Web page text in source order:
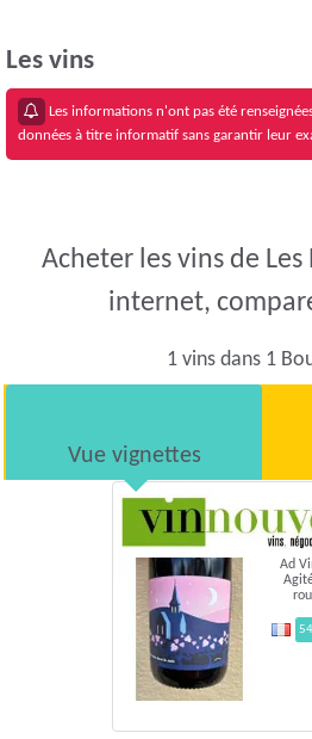
Les vins
Les informations n'ont pas été
données à titre informatif sans garantir leur
Acheter les vins de Les
internet,
1 vins dans 1
Vue vignettes
Ad